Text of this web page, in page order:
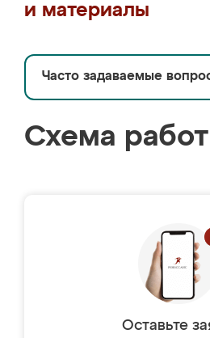
и материалы
Часто задаваемые
Схема
Оставьте